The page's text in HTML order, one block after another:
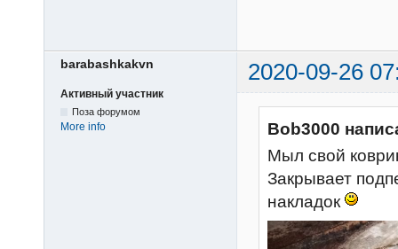
barabashkakvn 2020-09-26
Активный участник
Поза форумом
More info
Bob3000
Мыл свой
Закрывает
накладок